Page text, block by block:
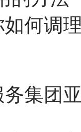
何调
集团